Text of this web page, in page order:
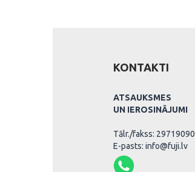
KONTAKTI
ATSAUKSMES
UN IEROSINĀJUMI
Tālr./fakss: 29719090
E-pasts: info@fuji.lv